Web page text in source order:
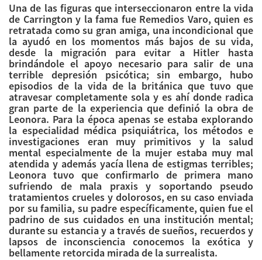
Una de las figuras que interseccionaron entre la vida
de Carrington y la fama fue Remedios Varo, quien es
retratada como su gran amiga, una incondicional que
la ayudó en los momentos más bajos de su vida,
desde la migración para evitar a Hitler hasta
brindándole el apoyo necesario para salir de una
terrible depresión psicótica; sin embargo, hubo
episodios de la vida de la británica que tuvo que
atravesar completamente sola y es ahí donde radica
gran parte de la experiencia que definió la obra de
Leonora. Para la época apenas se estaba explorando
la especialidad médica psiquiátrica, los métodos e
investigaciones eran muy primitivos y la salud
mental especialmente de la mujer estaba muy mal
atendida y además yacía llena de estigmas terribles;
Leonora tuvo que confirmarlo de primera mano
sufriendo de mala praxis y soportando pseudo
tratamientos crueles y dolorosos, en su caso enviada
por su familia, su padre específicamente, quien fue el
padrino de sus cuidados en una institución mental;
durante su estancia y a través de sueños, recuerdos y
lapsos de inconsciencia conocemos la exótica y
bellamente retorcida mirada de la surrealista.